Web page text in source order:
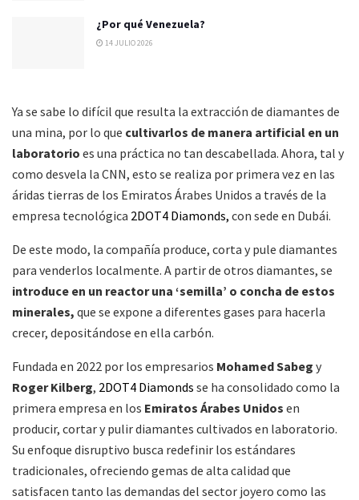
¿Por qué Venezuela?
14 JULIO 2026
Ya se sabe lo difícil que resulta la extracción de diamantes de
una mina, por lo que cultivarlos de manera artificial en un
laboratorio es una práctica no tan descabellada. Ahora, tal y
como desvela la CNN, esto se realiza por primera vez en las
áridas tierras de los Emiratos Árabes Unidos a través de la
empresa tecnológica 2DOT4 Diamonds, con sede en Dubái.
De este modo, la compañía produce, corta y pule diamantes
para venderlos localmente. A partir de otros diamantes, se
introduce en un reactor una ‘semilla’ o concha de estos
minerales, que se expone a diferentes gases para hacerla
crecer, depositándose en ella carbón.
Fundada en 2022 por los empresarios Mohamed Sabeg y
Roger Kilberg, 2DOT4 Diamonds se ha consolidado como la
primera empresa en los Emiratos Árabes Unidos en
producir, cortar y pulir diamantes cultivados en laboratorio.
Su enfoque disruptivo busca redefinir los estándares
tradicionales, ofreciendo gemas de alta calidad que
satisfacen tanto las demandas del sector joyero como las